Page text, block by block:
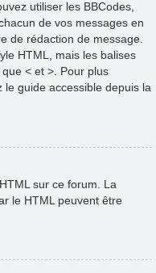
utiliser les BBCodes,
de vos messages en
de rédaction de message.
HTML, mais les balises
< et >. Pour plus
le guide accessible depuis la
sur ce forum. La
le HTML peuvent être